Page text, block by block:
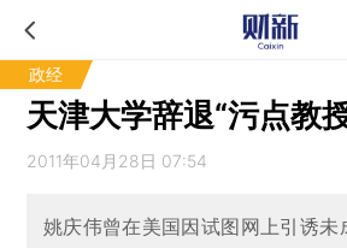
政经
天津大学辞退“污点教
2011年04月28日 07:54
姚庆伟曾在美国因试图网上引诱未